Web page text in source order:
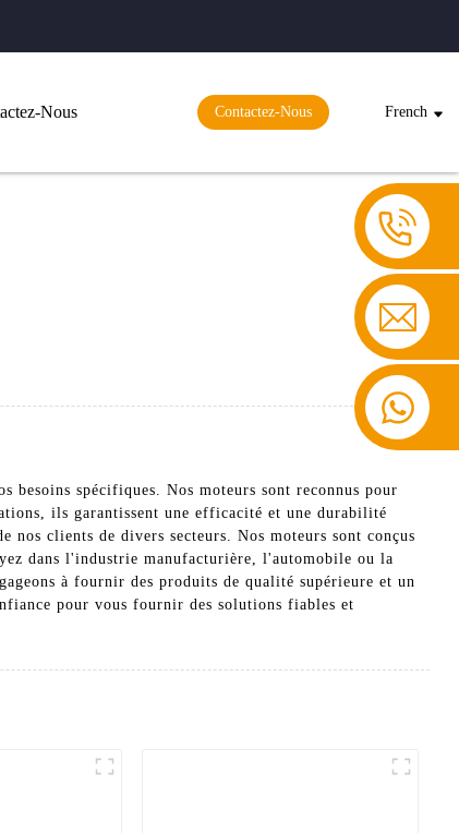
Nous Contactez-Nous French
spécifiques. Nos moteurs sont reconnus pour
ils garantissent une efficacité et une durabilité
nos clients de divers secteurs. Nos moteurs sont conçus
dans l'industrie manufacturière, l'automobile ou la
à fournir des produits de qualité supérieure et un
pour vous fournir des solutions fiables et